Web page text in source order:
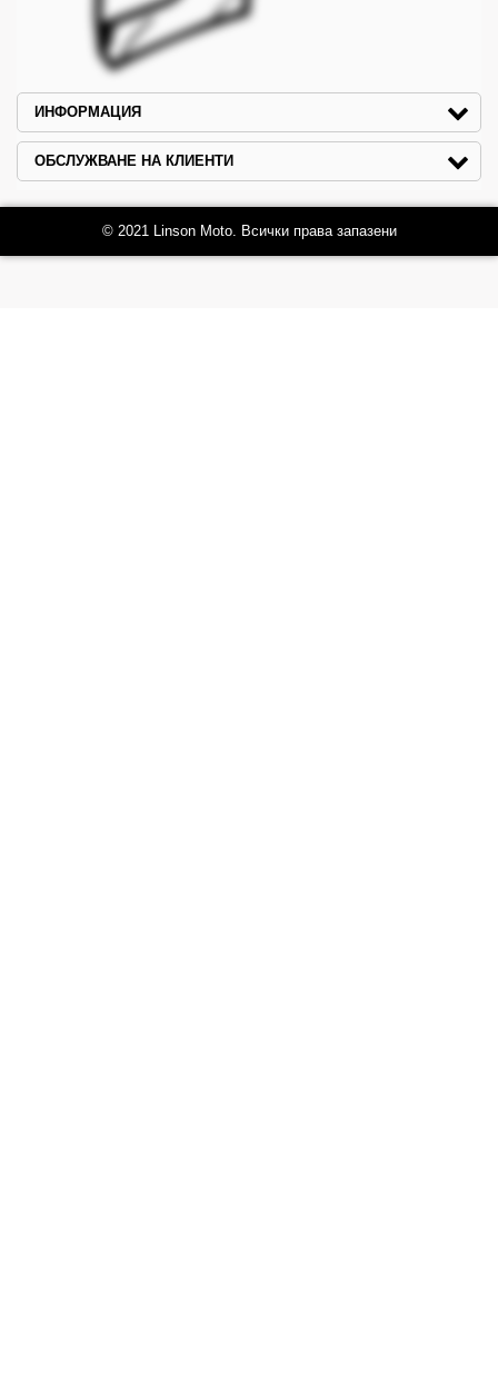
ИНФОРМАЦИЯ
ОБСЛУЖВАНЕ НА КЛИЕНТИ
© 2021 Linson Moto. Всички права запазени